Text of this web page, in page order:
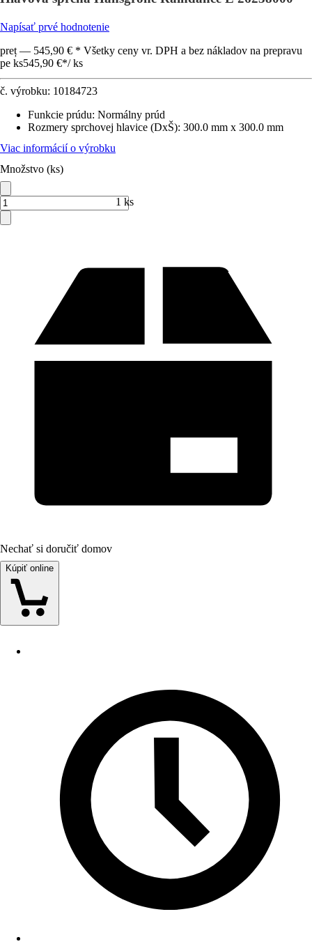
Napísať prvé hodnotenie
preț — 545,90 € * Všetky ceny vr. DPH a bez nákladov na prepravu
pe ks545,90 €*/ ks
č. výrobku: 10184723
Funkcie prúdu: Normálny prúd
Rozmery sprchovej hlavice (DxŠ): 300.0 mm x 300.0 mm
Viac informácií o výrobku
Množstvo (ks)
1 ks
Nechať si doručiť domov
Kúpiť online